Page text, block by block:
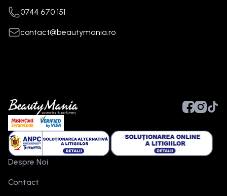
0744 670 151
contact@beautymania.ro
Despre Noi
Contact